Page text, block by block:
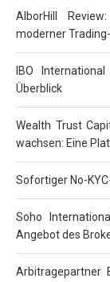
AlborHill
moderner
IBO
Überblick
Wealth Trust
wachsen: Eine
Sofortiger No-
Soho
Angebot des
Arbitragepartner